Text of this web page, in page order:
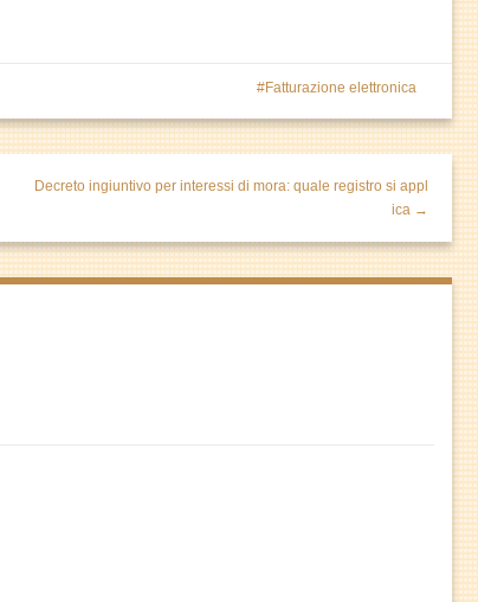
Fatturazione elettronica
Decreto ingiuntivo per interessi di mora: quale registro si appl
ica →